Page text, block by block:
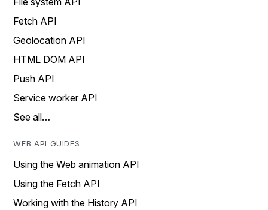
Fetch API
Geolocation API
HTML DOM API
Push API
Service worker API
See all…
WEB API GUIDES
Using the Web animation API
Using the Fetch API
Working with the History API